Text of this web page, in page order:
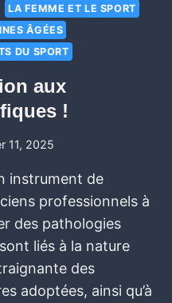
LA FEMME ET LE SPORT
ÂGÉES
DU SPORT
aux
!
11, 2025
instrument de
professionnels à
des pathologies
liés à la nature
des
adoptées, ainsi qu’à